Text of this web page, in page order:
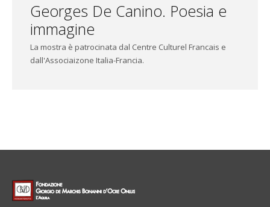
Georges De Canino. Poesia e
immagine
La mostra è patrocinata dal Centre Culturel Francais e
dall'Associaizone Italia-Francia.